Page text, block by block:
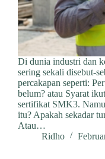
Di dunia industri dan
sering sekali disebut-
percakapan seperti:
belum? atau Syarat
sertifikat SMK3.
itu? Apakah sekadar
Atau…
Ridho